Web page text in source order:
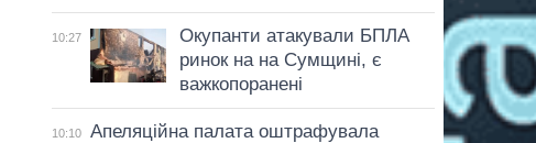
10:27
Окупанти атакували БПЛА
ринок на на Сумщині, є
важкопоранені
10:10
Апеляційна палата оштрафувала